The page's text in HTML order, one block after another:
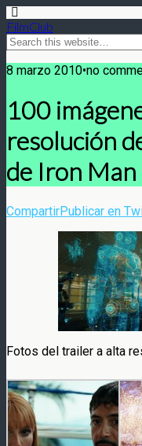
FilmClub
8 marzo 2010•no
100
resolución
de Iron Man
CompartirPublicar en
Fotos del trailer a alta